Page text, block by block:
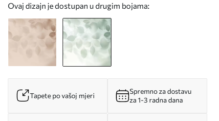
Ovaj dizajn je dostupan u drugim bojama:
Tapete po vašoj mjeri
Spremno za dostavu
za 1-3 radna dana